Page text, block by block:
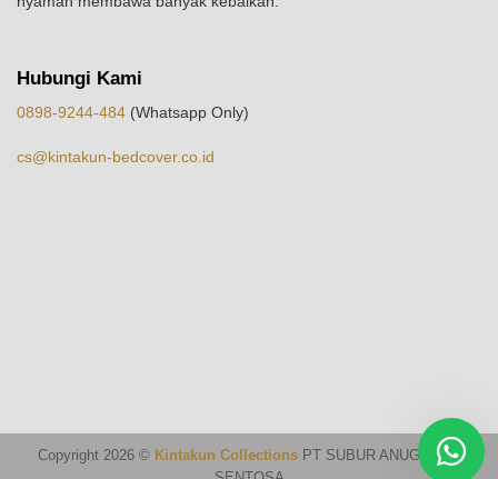
Hubungi Kami
0898-9244-484 (Whatsapp Only)
cs@kintakun-bedcover.co.id
Copyright 2026 © Kintakun Collections
PT SUBUR ANUGERAH
SENTOSA